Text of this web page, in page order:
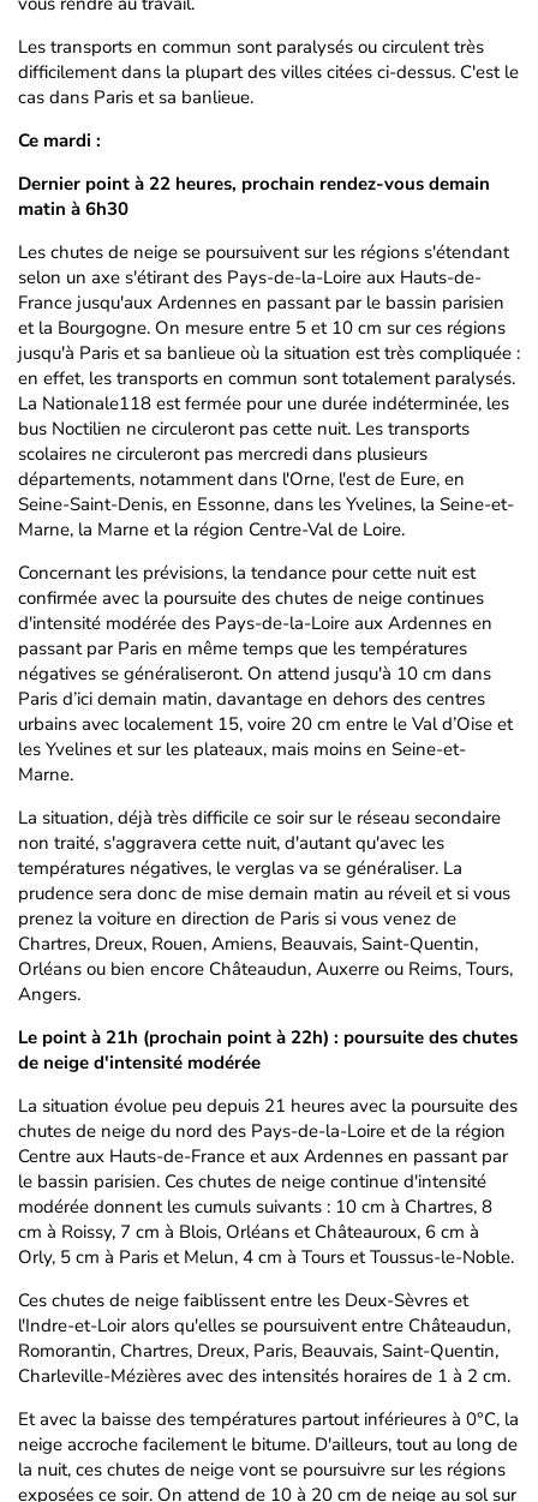
Les transports en commun sont paralysés ou circulent très
difficilement dans la plupart des villes citées ci-dessus. C'est le
cas dans Paris et sa banlieue.
Ce mardi :
Dernier point à 22 heures, prochain rendez-vous demain
matin à 6h30
Les chutes de neige se poursuivent sur les régions s'étendant
selon un axe s'étirant des Pays-de-la-Loire aux Hauts-de-
France jusqu'aux Ardennes en passant par le bassin parisien
et la Bourgogne. On mesure entre 5 et 10 cm sur ces régions
jusqu'à Paris et sa banlieue où la situation est très compliquée :
en effet, les transports en commun sont totalement paralysés.
La Nationale118 est fermée pour une durée indéterminée, les
bus Noctilien ne circuleront pas cette nuit. Les transports
scolaires ne circuleront pas mercredi dans plusieurs
départements, notamment dans l'Orne, l'est de Eure, en
Seine-Saint-Denis, en Essonne, dans les Yvelines, la Seine-et-
Marne, la Marne et la région Centre-Val de Loire.
Concernant les prévisions, la tendance pour cette nuit est
confirmée avec la poursuite des chutes de neige continues
d'intensité modérée des Pays-de-la-Loire aux Ardennes en
passant par Paris en même temps que les températures
négatives se généraliseront. On attend jusqu'à 10 cm dans
Paris d’ici demain matin, davantage en dehors des centres
urbains avec localement 15, voire 20 cm entre le Val d’Oise et
les Yvelines et sur les plateaux, mais moins en Seine-et-
Marne.
La situation, déjà très difficile ce soir sur le réseau secondaire
non traité, s'aggravera cette nuit, d'autant qu'avec les
températures négatives, le verglas va se généraliser. La
prudence sera donc de mise demain matin au réveil et si vous
prenez la voiture en direction de Paris si vous venez de
Chartres, Dreux, Rouen, Amiens, Beauvais, Saint-Quentin,
Orléans ou bien encore Châteaudun, Auxerre ou Reims, Tours,
Angers.
Le point à 21h (prochain point à 22h) : poursuite des chutes
de neige d'intensité modérée
La situation évolue peu depuis 21 heures avec la poursuite des
chutes de neige du nord des Pays-de-la-Loire et de la région
Centre aux Hauts-de-France et aux Ardennes en passant par
le bassin parisien. Ces chutes de neige continue d'intensité
modérée donnent les cumuls suivants : 10 cm à Chartres, 8
cm à Roissy, 7 cm à Blois, Orléans et Châteauroux, 6 cm à
Orly, 5 cm à Paris et Melun, 4 cm à Tours et Toussus-le-Noble.
Ces chutes de neige faiblissent entre les Deux-Sèvres et
l'Indre-et-Loir alors qu'elles se poursuivent entre Châteaudun,
Romorantin, Chartres, Dreux, Paris, Beauvais, Saint-Quentin,
Charleville-Mézières avec des intensités horaires de 1 à 2 cm.
Et avec la baisse des températures partout inférieures à 0°C, la
neige accroche facilement le bitume. D'ailleurs, tout au long de
la nuit, ces chutes de neige vont se poursuivre sur les régions
exposées ce soir. On attend de 10 à 20 cm de neige au sol sur